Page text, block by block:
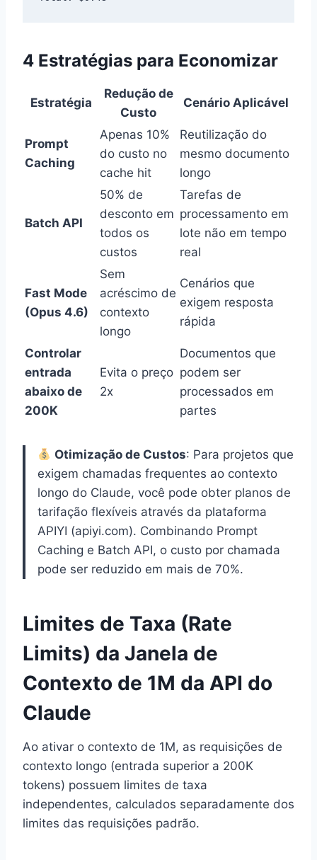
4 Estratégias para Economizar
Estratégia
Redução de
Custo
Cenário Aplicável
Prompt
Caching
Apenas 10%
do custo no
cache hit
Reutilização do
mesmo documento
longo
Batch API
50% de
desconto em
todos os
custos
Tarefas de
processamento em
lote não em tempo
real
Fast Mode
(Opus 4.6)
Sem
acréscimo de
contexto
longo
Cenários que
exigem resposta
rápida
Controlar
entrada
abaixo de
200K
Evita o preço
2x
Documentos que
podem ser
processados em
partes
Otimização de Custos: Para projetos que
exigem chamadas frequentes ao contexto
longo do Claude, você pode obter planos de
tarifação flexíveis através da plataforma
APIYI (apiyi.com). Combinando Prompt
Caching e Batch API, o custo por chamada
pode ser reduzido em mais de 70%.
Limites de Taxa (Rate
Limits) da Janela de
Contexto de 1M da API do
Claude
Ao ativar o contexto de 1M, as requisições de
contexto longo (entrada superior a 200K
tokens) possuem limites de taxa
independentes, calculados separadamente dos
limites das requisições padrão.